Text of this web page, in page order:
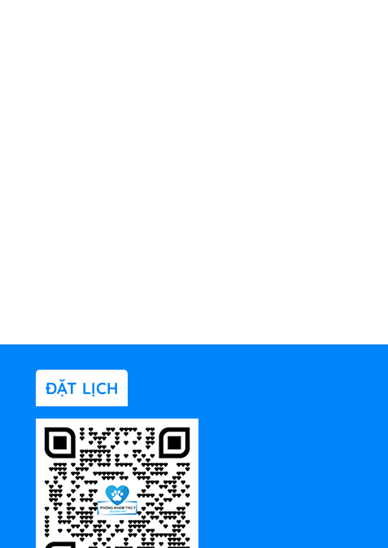
ĐẶT LỊCH